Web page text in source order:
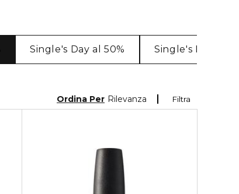
Single's Day al 50% Single's Day al
Filtra
Ordina Per Rilevanza